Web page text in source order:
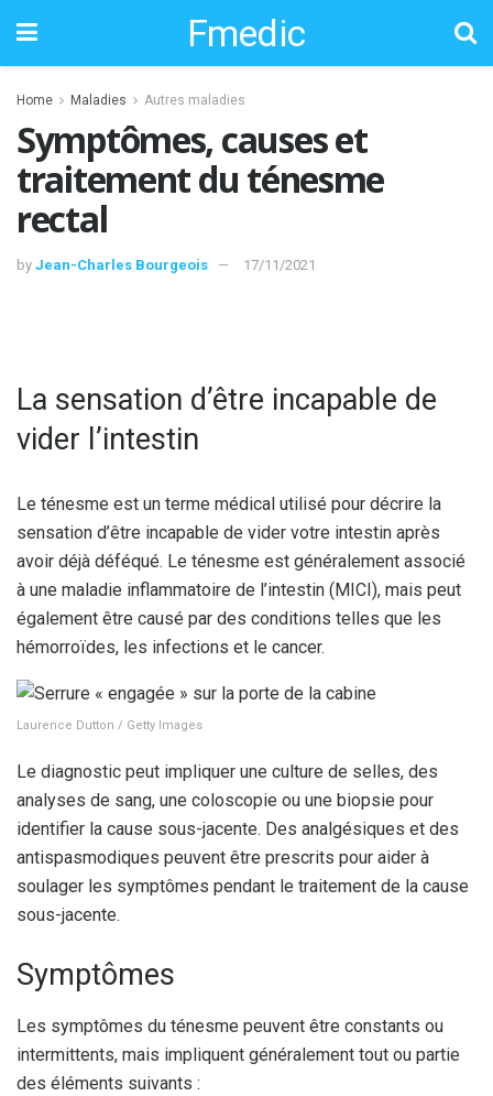
Fmedic
Home Maladies Autres maladies
Symptômes, causes et
traitement du ténesme
rectal
by Jean-Charles Bourgeois 17/11/2021
La sensation d’être incapable de
vider l’intestin
Le ténesme est un terme médical utilisé pour décrire la
sensation d’être incapable de vider votre intestin après
avoir déjà déféqué. Le ténesme est généralement associé
à une maladie inflammatoire de l’intestin (MICI), mais peut
également être causé par des conditions telles que les
hémorroïdes, les infections et le cancer.
Laurence Dutton / Getty Images
Le diagnostic peut impliquer une culture de selles, des
analyses de sang, une coloscopie ou une biopsie pour
identifier la cause sous-jacente. Des analgésiques et des
antispasmodiques peuvent être prescrits pour aider à
soulager les symptômes pendant le traitement de la cause
sous-jacente.
Symptômes
Les symptômes du ténesme peuvent être constants ou
intermittents, mais impliquent généralement tout ou partie
des éléments suivants :